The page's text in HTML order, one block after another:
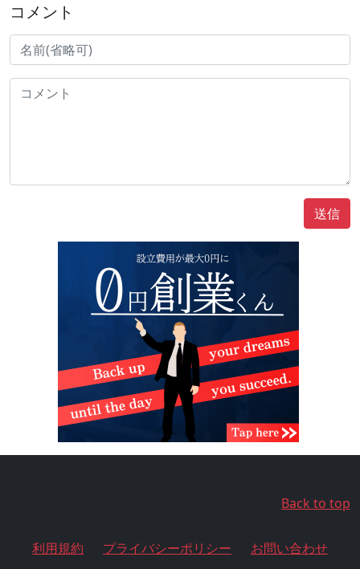
コメント
送信
Back to top
利用規約 プライバシーポリシー お問い合わせ